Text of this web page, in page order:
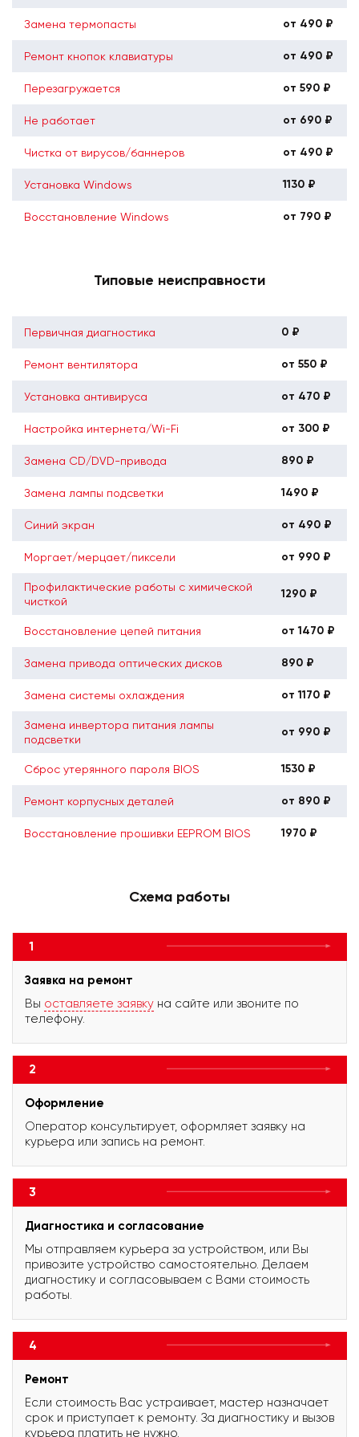
Замена термопасты от 490 ₽
Ремонт кнопок клавиатуры от 490 ₽
Перезагружается от 590 ₽
Не работает от 690 ₽
Чистка от вирусов/баннеров от 490 ₽
Установка Windows 1130 ₽
Восстановление Windows от 790 ₽
Типовые неисправности
Первичная диагностика 0 ₽
Ремонт вентилятора от 550 ₽
Установка антивируса от 470 ₽
Настройка интернета/Wi-Fi от 300 ₽
Замена CD/DVD-привода 890 ₽
Замена лампы подсветки 1490 ₽
Синий экран от 490 ₽
Моргает/мерцает/пиксели от 990 ₽
Профилактические работы с химической
чисткой
1290 ₽
Восстановление цепей питания от 1470 ₽
Замена привода оптических дисков 890 ₽
Замена системы охлаждения от 1170 ₽
Замена инвертора питания лампы
подсветки
от 990 ₽
Сброс утерянного пароля BIOS 1530 ₽
Ремонт корпусных деталей от 890 ₽
Восстановление прошивки EEPROM BIOS 1970 ₽
Схема работы
1
Заявка на ремонт
Вы оставляете заявку на сайте или звоните по
телефону.
2
Оформление
Оператор консультирует, оформляет заявку на
курьера или запись на ремонт.
3
Диагностика и согласование
Мы отправляем курьера за устройством, или Вы
привозите устройство самостоятельно. Делаем
диагностику и согласовываем с Вами стоимость
работы.
4
Ремонт
Если стоимость Вас устраивает, мастер назначает
срок и приступает к ремонту. За диагностику и вызов
курьера платить не нужно.